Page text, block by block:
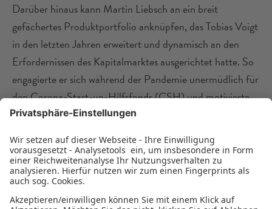
Darüber hinaus kann Martin Liebsch an ein breit
gefächertes Produktportfolio anknüpfen, das Tobias Voigt
in den letzten Jahren erweitert und dynamisch an den
Erfordernissen des Kapitalmarktes ausgerichtet hatte. So
engagierte er sich während der Pandemie unermüdlich für
den Corona-Start-up-Hilfsfonds (CSH) und motivierte
sein Team zu Höchstleistungen: Knapp 100 sächsische
Kapital ausgestattet, um pandemiebedingte
Finanzierungslücken zu schließen und Liquidität zu
sichern ( offizielle Zahlen des SMWA vom Dezember 2021
).